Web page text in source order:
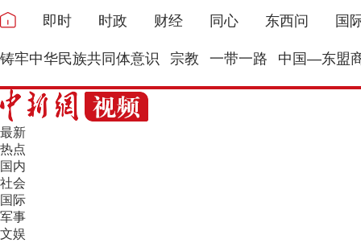
即时 时政 财经 同心 东西问 国
铸牢中华民族共同体意识 宗教 一带一路 中国—东盟
最新
热点
国内
社会
国际
军事
文娱